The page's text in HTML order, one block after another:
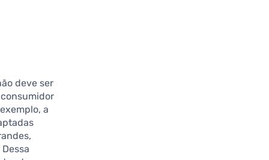
deve ser
a